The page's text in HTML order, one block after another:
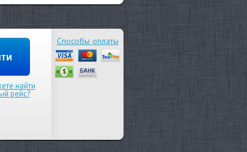
найти
рейс?
Способы оплаты